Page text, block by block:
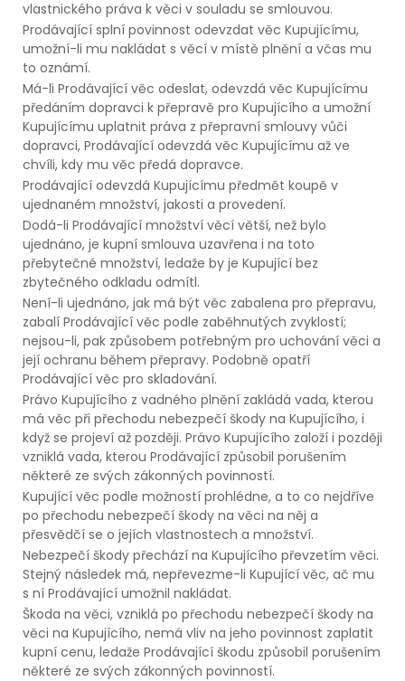
vlastnického práva k věci v souladu se smlouvou.
Prodávající splní povinnost odevzdat věc Kupujícímu,
umožní-li mu nakládat s věcí v místě plnění a včas mu
to oznámí.
Má-li Prodávající věc odeslat, odevzdá věc Kupujícímu
předáním dopravci k přepravě pro Kupujícího a umožní
Kupujícímu uplatnit práva z přepravní smlouvy vůči
dopravci, Prodávající odevzdá věc Kupujícímu až ve
chvíli, kdy mu věc předá dopravce.
Prodávající odevzdá Kupujícímu předmět koupě v
ujednaném množství, jakosti a provedení.
Dodá-li Prodávající množství věcí větší, než bylo
ujednáno, je kupní smlouva uzavřena i na toto
přebytečné množství, ledaže by je Kupující bez
zbytečného odkladu odmítl.
Není-li ujednáno, jak má být věc zabalena pro přepravu,
zabalí Prodávající věc podle zaběhnutých zvyklostí;
nejsou-li, pak způsobem potřebným pro uchování věci a
její ochranu během přepravy. Podobně opatří
Prodávající věc pro skladování.
Právo Kupujícího z vadného plnění zakládá vada, kterou
má věc při přechodu nebezpečí škody na Kupujícího, i
když se projeví až později. Právo Kupujícího založí i později
vzniklá vada, kterou Prodávající způsobil porušením
některé ze svých zákonných povinností.
Kupující věc podle možností prohlédne, a to co nejdříve
po přechodu nebezpečí škody na věci na něj a
přesvědčí se o jejích vlastnostech a množství.
Nebezpečí škody přechází na Kupujícího převzetím věci.
Stejný následek má, nepřevezme-li Kupující věc, ač mu
s ní Prodávající umožnil nakládat.
Škoda na věci, vzniklá po přechodu nebezpečí škody na
věci na Kupujícího, nemá vliv na jeho povinnost zaplatit
kupní cenu, ledaže Prodávající škodu způsobil porušením
některé ze svých zákonných povinností.